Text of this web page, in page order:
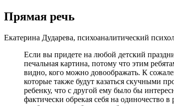
Прямая речь
Екатерина Дударева, психоаналитический
Если вы придете на любой детский
печальная картина, потому что этим
видно, кого можно довоображать. К
которые также будут казаться скучными
ребенку, что с другой ему было бы
фактически обрекая себя на одиночество